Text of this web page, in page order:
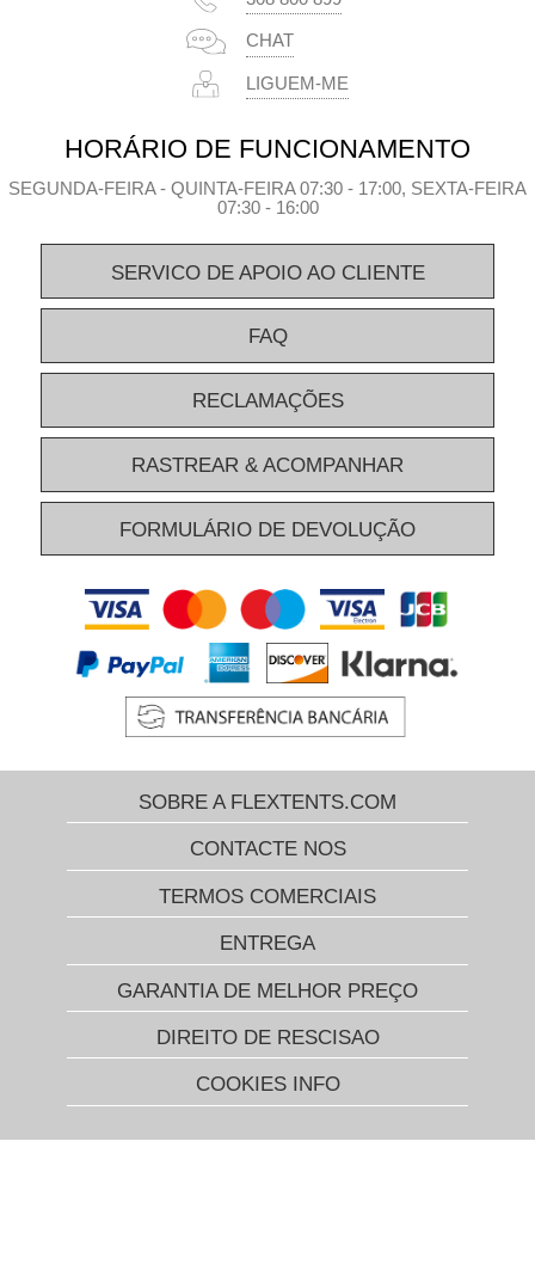
CHAT
LIGUEM-ME
HORÁRIO DE FUNCIONAMENTO
SEGUNDA-FEIRA - QUINTA-FEIRA 07:30 - 17:00, SEXTA-FEIRA
07:30 - 16:00
SERVICO DE APOIO AO CLIENTE
FAQ
RECLAMAÇÕES
RASTREAR & ACOMPANHAR
FORMULÁRIO DE DEVOLUÇÃO
SOBRE A FLEXTENTS.COM
CONTACTE NOS
TERMOS COMERCIAIS
ENTREGA
GARANTIA DE MELHOR PREÇO
DIREITO DE RESCISAO
COOKIES INFO